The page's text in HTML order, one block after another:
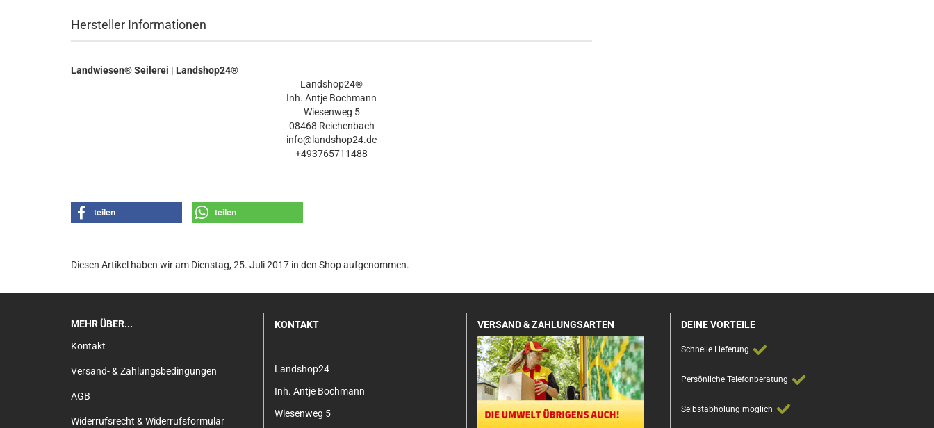
Hersteller Informationen
Landwiesen® Seilerei | Landshop24®
Landshop24®
Inh. Antje Bochmann
Wiesenweg 5
08468 Reichenbach
info@landshop24.de
+493765711488
teilen teilen
Diesen Artikel haben wir am Dienstag, 25. Juli 2017 in den Shop aufgenommen.
MEHR ÜBER...
Kontakt
Versand- & Zahlungsbedingungen
AGB
Widerrufsrecht & Widerrufsformular
KONTAKT
Landshop24
Inh. Antje Bochmann
Wiesenweg 5
VERSAND & ZAHLUNGSARTEN DEINE VORTEILE
Schnelle Lieferung
Persönliche Telefonberatung
Selbstabholung möglich